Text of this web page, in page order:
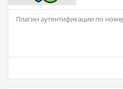
Плагин аутентификации по